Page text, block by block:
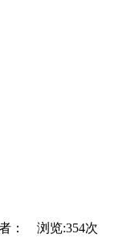
： 浏览:354次